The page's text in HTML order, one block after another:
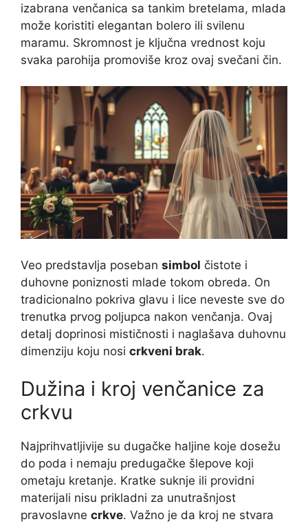
izabrana venčanica sa tankim bretelama, mlada
može koristiti elegantan bolero ili svilenu
maramu. Skromnost je ključna vrednost koju
svaka parohija promoviše kroz ovaj svečani čin.
Veo predstavlja poseban simbol čistote i
duhovne poniznosti mlade tokom obreda. On
tradicionalno pokriva glavu i lice neveste sve do
trenutka prvog poljupca nakon venčanja. Ovaj
detalj doprinosi mističnosti i naglašava duhovnu
dimenziju koju nosi crkveni brak.
Dužina i kroj venčanice za
crkvu
Najprihvatljivije su dugačke haljine koje dosežu
do poda i nemaju predugačke šlepove koji
ometaju kretanje. Kratke suknje ili providni
materijali nisu prikladni za unutrašnjost
pravoslavne crkve. Važno je da kroj ne stvara